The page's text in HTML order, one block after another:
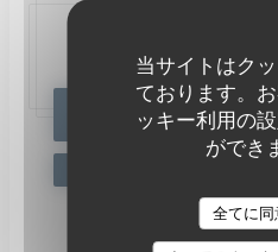
当サイトはク
ております。
ッキー利用の
ができ
全てに同
47, Quai Charles Pasqua,
予
ニュース